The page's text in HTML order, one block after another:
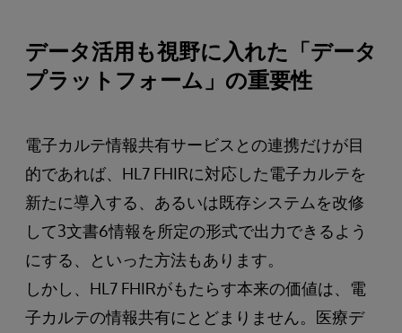
データ活用も視野に入れた「データ
プラットフォーム」の重要性
電子カルテ情報共有サービスとの連携だけが目
的であれば、HL7 FHIRに対応した電子カルテを
新たに導入する、あるいは既存システムを改修
して3文書6情報を所定の形式で出力できるよう
にする、といった方法もあります。
しかし、HL7 FHIRがもたらす本来の価値は、電
子カルテの情報共有にとどまりません。医療デ